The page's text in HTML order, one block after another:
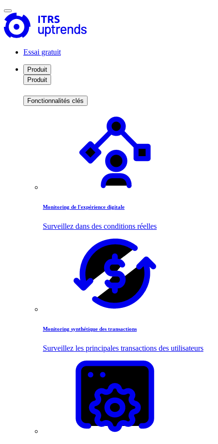
Essai gratuit
Produit
Produit
Fonctionnalités clés
Monitoring de l'expérience digitale
Surveillez dans des conditions réelles
Monitoring synthétique des transactions
Surveillez les principales transactions des utilisateurs